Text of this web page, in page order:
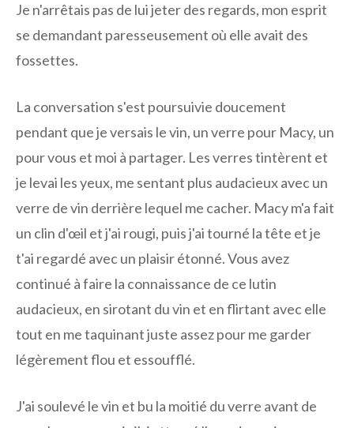
Je n'arrêtais pas de lui jeter des regards, mon esprit
se demandant paresseusement où elle avait des
fossettes.
La conversation s'est poursuivie doucement
pendant que je versais le vin, un verre pour Macy, un
pour vous et moi à partager. Les verres tintèrent et
je levai les yeux, me sentant plus audacieux avec un
verre de vin derrière lequel me cacher. Macy m'a fait
un clin d'œil et j'ai rougi, puis j'ai tourné la tête et je
t'ai regardé avec un plaisir étonné. Vous avez
continué à faire la connaissance de ce lutin
audacieux, en sirotant du vin et en flirtant avec elle
tout en me taquinant juste assez pour me garder
légèrement flou et essoufflé.
J'ai soulevé le vin et bu la moitié du verre avant de